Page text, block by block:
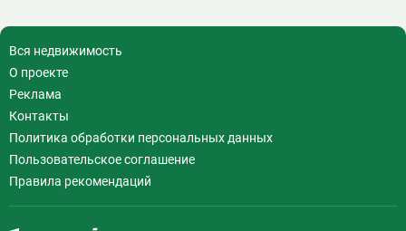
Вся недвижимость
О проекте
Реклама
Контакты
Политика обработки персональных данных
Пользовательское соглашение
Правила рекомендаций